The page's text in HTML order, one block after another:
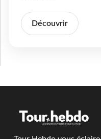
Découvrir